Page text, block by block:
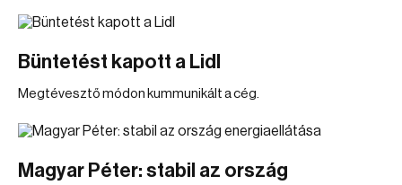
Büntetést kapott a Lidl
Megtévesztő módon kummunikált a cég.
Magyar Péter: stabil az ország